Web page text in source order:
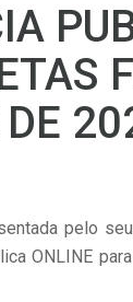
pelo
ONLINE